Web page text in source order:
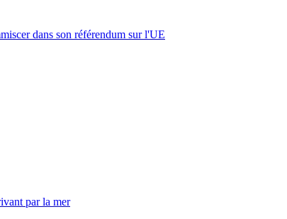
dans son référendum sur l'UE
par la mer